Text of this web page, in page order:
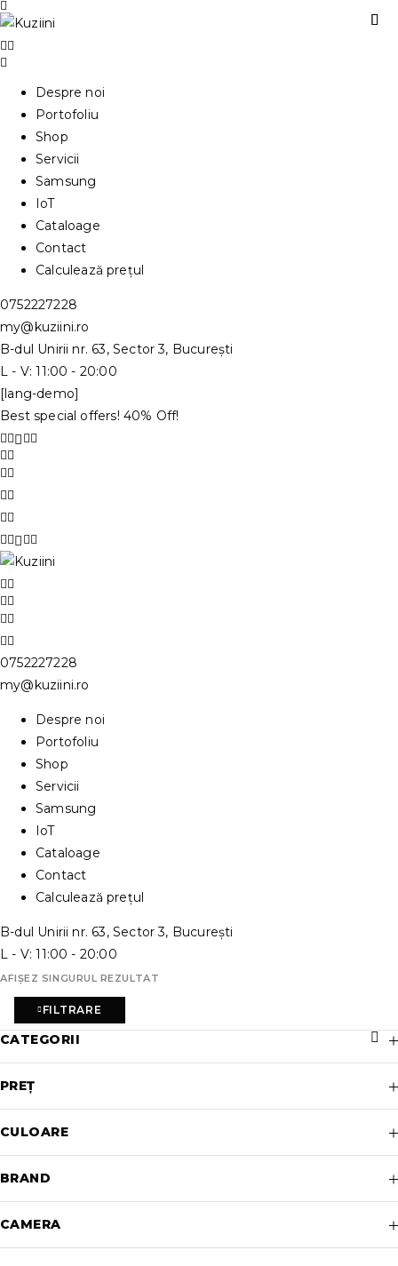
Despre noi
Portofoliu
Shop
Servicii
Samsung
IoT
Cataloage
Contact
Calculează prețul
0752227228
my@kuziini.ro
B-dul Unirii nr. 63, Sector 3, București
L - V: 11:00 - 20:00
[lang-demo]
Best special offers! 40% Off!
0752227228
my@kuziini.ro
Despre noi
Portofoliu
Shop
Servicii
Samsung
IoT
Cataloage
Contact
Calculează prețul
B-dul Unirii nr. 63, Sector 3, București
L - V: 11:00 - 20:00
AFIȘEZ SINGURUL REZULTAT
FILTRARE
CATEGORII
PREȚ
CULOARE
BRAND
CAMERA